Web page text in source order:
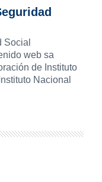
Social
web sa
de Instituto
Nacional